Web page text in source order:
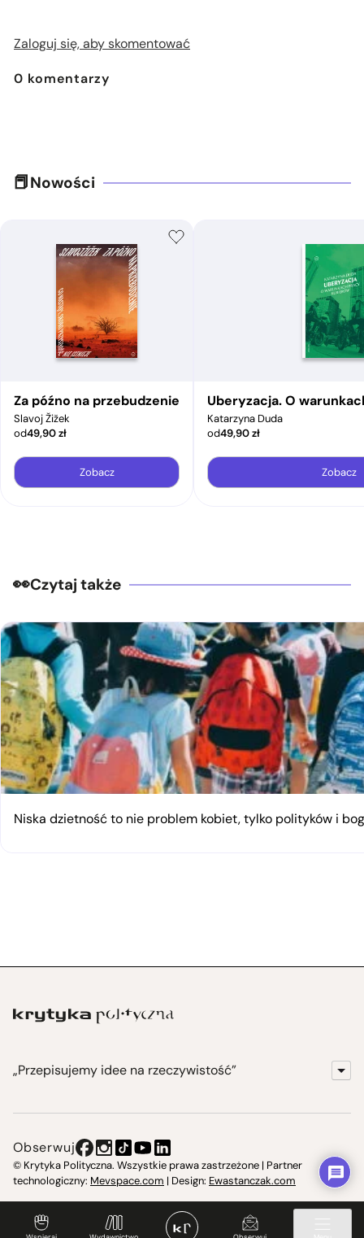
Zaloguj się, aby skomentować
0 komentarzy
Nowości
Za późno na przebudzenie
Slavoj Žižek
od49,90zł
Zobacz
Uberyzacja. O
Katarzyna Duda
od49,90zł
Zobacz
Czytaj także
Niska dzietność to nie problem kobiet, tylko polityków i
„Przepisujemy idee na rzeczywistość”
Instytut Krytyki Politycznej
Świetlica w Cieszynie
Obserwuj
© Krytyka Polityczna. Wszystkie prawa zastrzeżone | Partner
technologiczny: Mevspace.com | Design: Ewastanczak.com